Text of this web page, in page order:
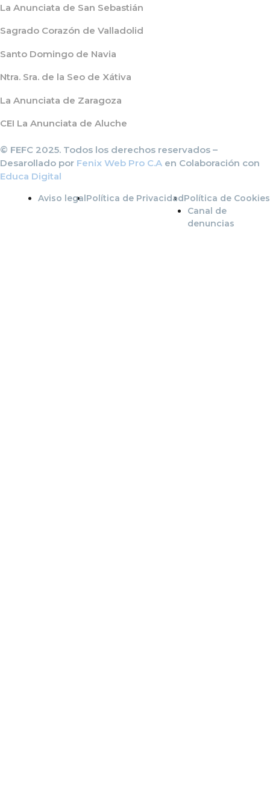
La Anunciata de San Sebastián
Sagrado Corazón de Valladolid
Santo Domingo de Navia
Ntra. Sra. de la Seo de Xátiva
La Anunciata de Zaragoza
CEI La Anunciata de Aluche
© FEFC 2025. Todos los derechos reservados –
Desarollado por Fenix Web Pro C.A en Colaboración con
Educa Digital
Aviso legalPolítica de PrivacidadPolítica de Cookies
Canal de
denuncias